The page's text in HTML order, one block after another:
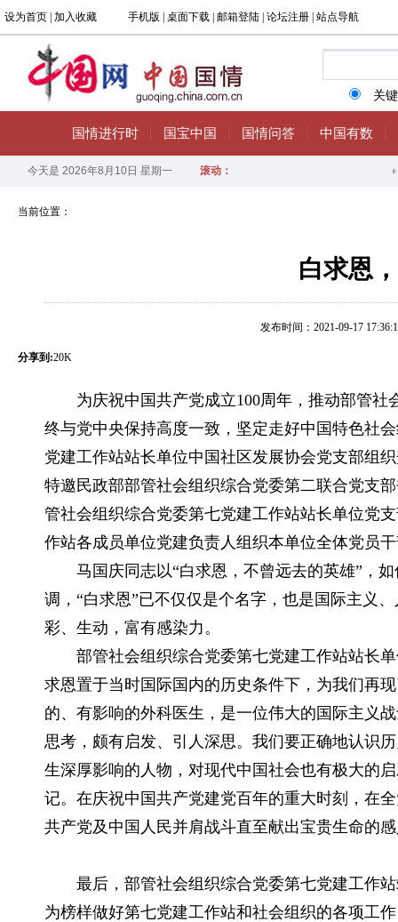
当前位置：
白求恩
发布时间：2021-09-17
分享到:20K
为庆祝中国共产党成立100周年，推动部管
终与党中央保持高度一致，坚定走好中国特色社
党建工作站站长单位中国社区发展协会党支部组
特邀民政部部管社会组织综合党委第二联合党支
管社会组织综合党委第七党建工作站站长单位党
作站各成员单位党建负责人组织本单位全体党员
马国庆同志以“白求恩，不曾远去的英雄”，
调，“白求恩”已不仅仅是个名字，也是国际主义
彩、生动，富有感染力。
部管社会组织综合党委第七党建工作站站长
求恩置于当时国际国内的历史条件下，为我们再
的、有影响的外科医生，是一位伟大的国际主义
思考，颇有启发、引人深思。我们要正确地认识
生深厚影响的人物，对现代中国社会也有极大的
记。在庆祝中国共产党建党百年的重大时刻，在
共产党及中国人民并肩战斗直至献出宝贵生命的
最后，部管社会组织综合党委第七党建工作
为榜样做好第七党建工作站和社会组织的各项工